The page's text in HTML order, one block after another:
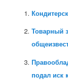
Товарный
подал иск